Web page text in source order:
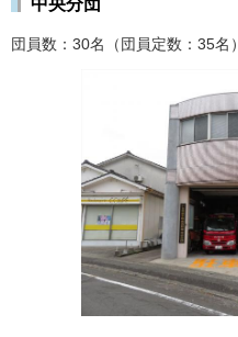
団員数：30名（団員定数：35名）